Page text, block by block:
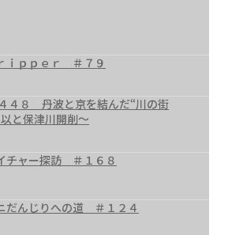
ｉｐｐｅｒ ＃７９
４８ 丹波と京を結んだ“川の街
と保津川開削～
チャー探訪 ＃１６８
だんじりへの道 ＃１２４